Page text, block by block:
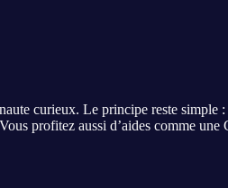
curieux. Le principe reste simple
profitez aussi d’aides comme